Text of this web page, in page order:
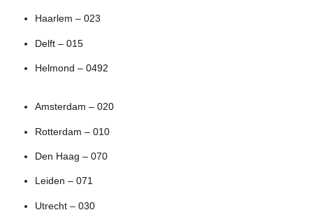
Haarlem – 023
Delft – 015
Helmond – 0492
Amsterdam – 020
Rotterdam – 010
Den Haag – 070
Leiden – 071
Utrecht – 030